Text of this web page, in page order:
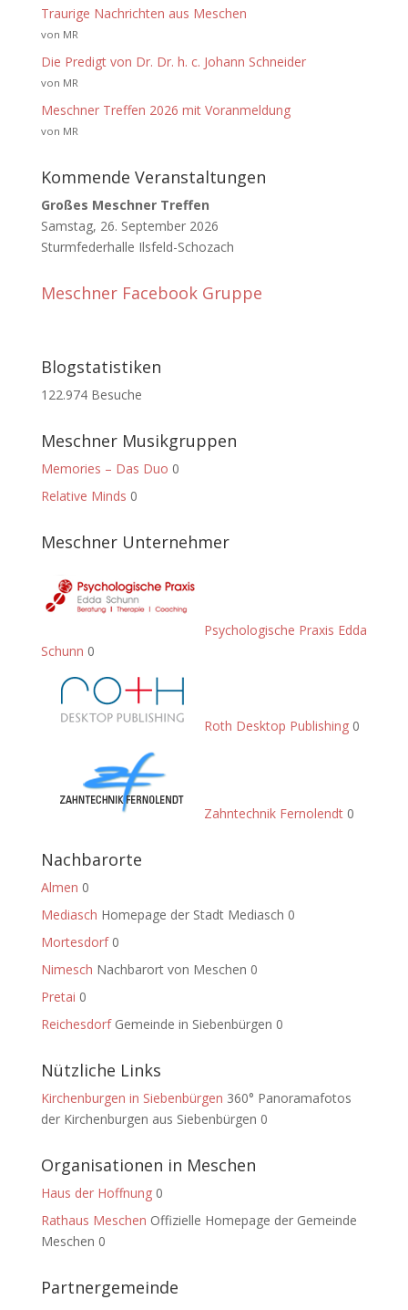
Traurige Nachrichten aus Meschen
von MR
Die Predigt von Dr. Dr. h. c. Johann Schneider
von MR
Meschner Treffen 2026 mit Voranmeldung
von MR
Kommende Veranstaltungen
Großes Meschner Treffen
Samstag, 26. September 2026
Sturmfederhalle Ilsfeld-Schozach
Meschner Facebook Gruppe
Blogstatistiken
122.974 Besuche
Meschner Musikgruppen
Memories – Das Duo 0
Relative Minds 0
Meschner Unternehmer
Psychologische Praxis Edda
Schunn 0
Roth Desktop Publishing0
Zahntechnik Fernolendt0
Nachbarorte
Almen 0
Mediasch Homepage der Stadt Mediasch 0
Mortesdorf0
Nimesch Nachbarort von Meschen 0
Pretai 0
ReichesdorfGemeinde in Siebenbürgen 0
Nützliche Links
Kirchenburgen in Siebenbürgen 360° Panoramafotos
der Kirchenburgen aus Siebenbürgen 0
Organisationen in Meschen
Haus der Hoffnung0
Rathaus Meschen Offizielle Homepage der Gemeinde
Meschen 0
Partnergemeinde